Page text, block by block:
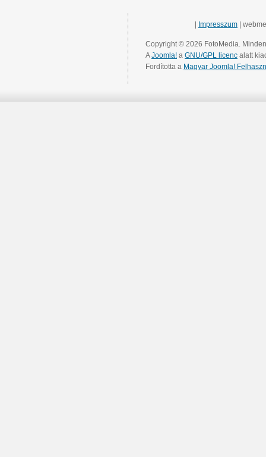
Impresszum |
Copyright © 2026 FotoMedia.
AJoomla! a GNU/GPL licenc alatt
Fordította a Magyar Joomla!